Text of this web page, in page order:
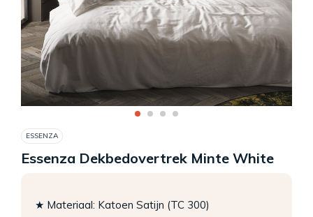
ESSENZA
Essenza Dekbedovertrek Minte White
★ Materiaal: Katoen Satijn (TC 300)